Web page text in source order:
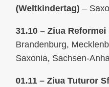
(Weltkindertag) –
31.10 – Ziua
Brandenburg,
Saxonia, Sachsen-
01.11 – Ziua Tuturor